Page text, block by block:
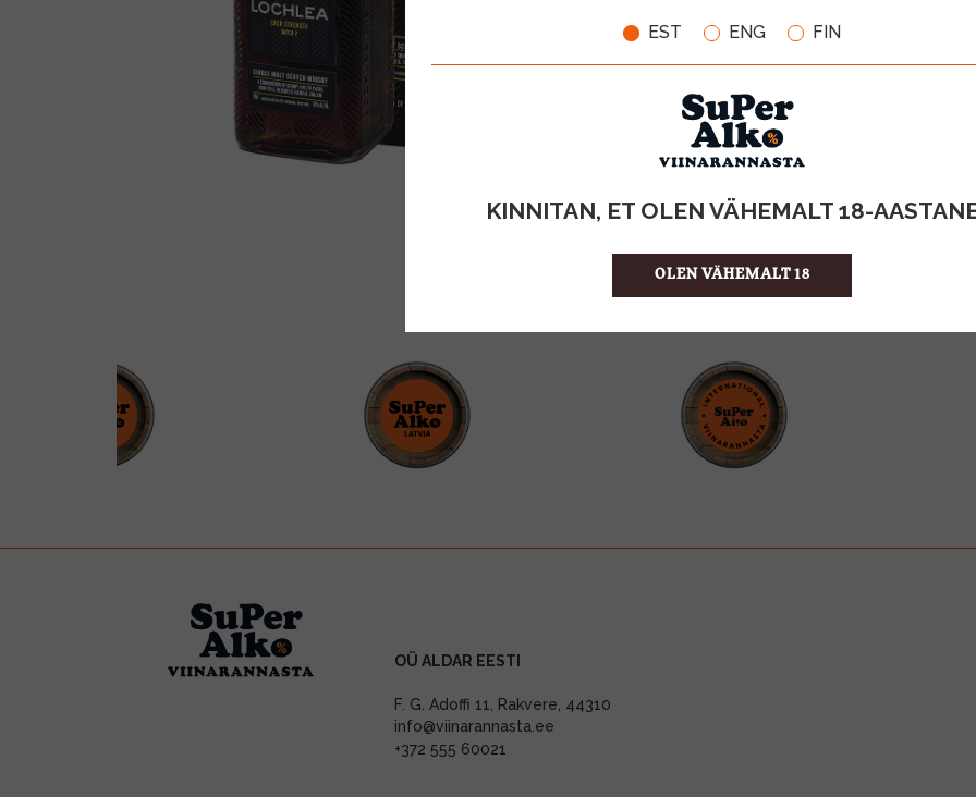
EST ENG FIN
KINNITAN, ET OLEN VÄHEMALT 18-
OLEN VÄHEMALT 18
TOOTE LIIK
ÜHIKU HIND
KOGUS KASTIS
OÜ ALDAR EESTI
F. G. Adoffi 11, Rakvere, 44310
info@viinarannasta.ee
+372 555 60021